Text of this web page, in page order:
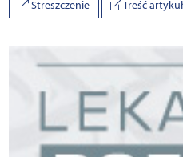
Streszczenie Treść